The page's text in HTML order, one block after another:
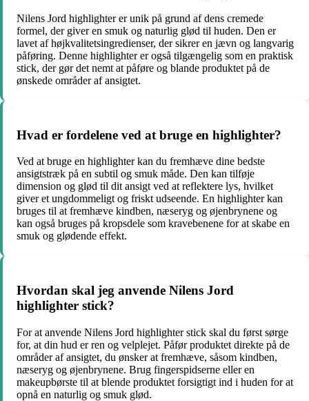
Nilens Jord highlighter er unik på grund af dens cremede
formel, der giver en smuk og naturlig glød til huden. Den er
lavet af højkvalitetsingredienser, der sikrer en jævn og langvarig
påføring. Denne highlighter er også tilgængelig som en praktisk
stick, der gør det nemt at påføre og blande produktet på de
ønskede områder af ansigtet.
Hvad er fordelene ved at bruge en highlighter?
Ved at bruge en highlighter kan du fremhæve dine bedste
ansigtstræk på en subtil og smuk måde. Den kan tilføje
dimension og glød til dit ansigt ved at reflektere lys, hvilket
giver et ungdommeligt og friskt udseende. En highlighter kan
bruges til at fremhæve kindben, næseryg og øjenbrynene og
kan også bruges på kropsdele som kravebenene for at skabe en
smuk og glødende effekt.
Hvordan skal jeg anvende Nilens Jord
highlighter stick?
For at anvende Nilens Jord highlighter stick skal du først sørge
for, at din hud er ren og velplejet. Påfør produktet direkte på de
områder af ansigtet, du ønsker at fremhæve, såsom kindben,
næseryg og øjenbrynene. Brug fingerspidserne eller en
makeupbørste til at blende produktet forsigtigt ind i huden for at
opnå en naturlig og smuk glød.